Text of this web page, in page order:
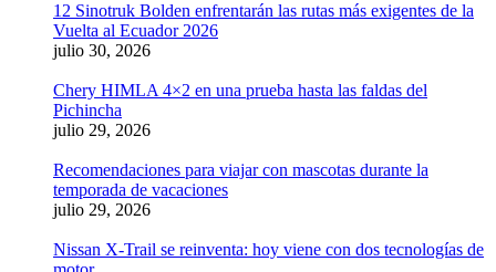
12 Sinotruk Bolden enfrentarán las rutas más exigentes de la
Vuelta al Ecuador 2026
julio 30, 2026
Chery HIMLA 4×2 en una prueba hasta las faldas del
Pichincha
julio 29, 2026
Recomendaciones para viajar con mascotas durante la
temporada de vacaciones
julio 29, 2026
Nissan X-Trail se reinventa: hoy viene con dos tecnologías de